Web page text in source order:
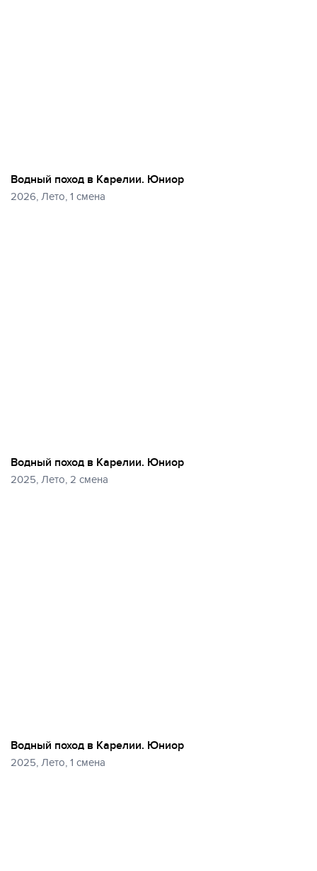
Водный поход в Карелии. Юниор
2026, Лето, 1 смена
Водный поход в Карелии. Юниор
2025, Лето, 2 смена
Водный поход в Карелии. Юниор
2025, Лето, 1 смена